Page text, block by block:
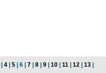
| 4 | 5 | 6 | 7 | 8 | 9 | 10 | 11 | 12 | 13 |